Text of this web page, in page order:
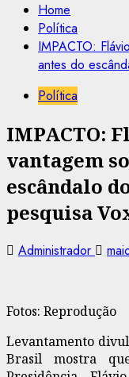
Home
Política
IMPACTO:
antes do
Política
IMPACTO:
vantagem
escândalo
pesquisa
Administrador
Fotos: Reprodução
Levantamento
Brasil mostra